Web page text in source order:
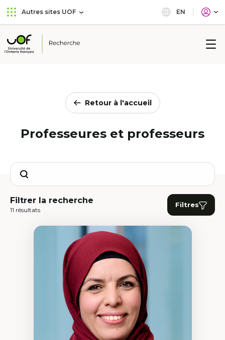
Aller
au
principal
Passer
au
Autres sites UOF EN
Université
Retour à l'accueil
Professeures et professeurs
Search
Filtrer la recherche
11 résultats
Filtres